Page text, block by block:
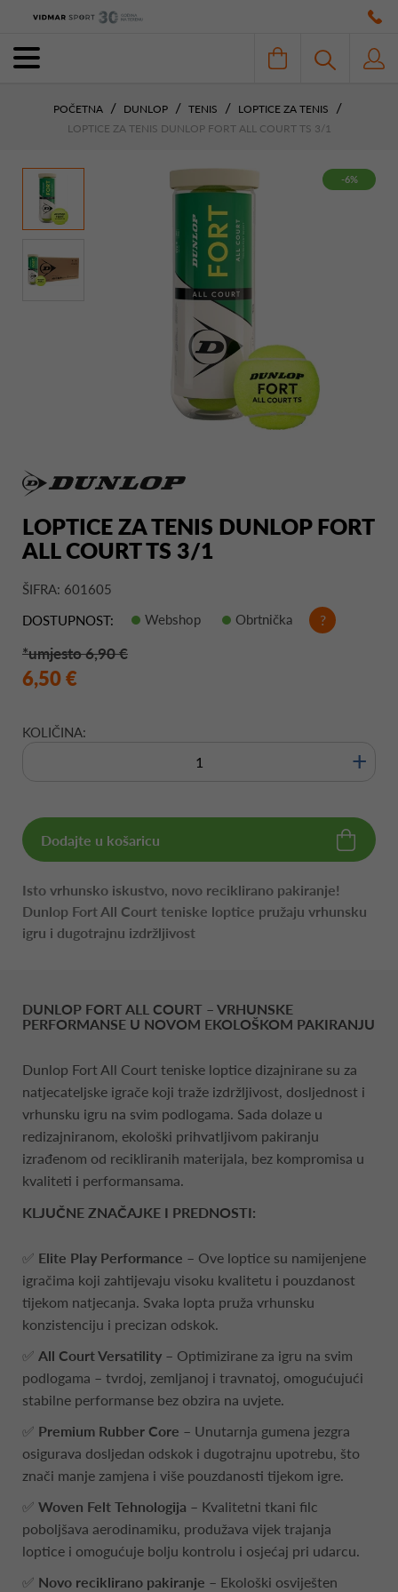
POČETNA DUNLOP TENIS
LOPTICE ZA TENIS
LOPTICE ZA TENIS DUNLOP FORT ALL COURT TS 3/1
-6%
LOPTICE ZA TENIS DUNLOP FORT
ALL COURT TS 3/1
ŠIFRA: 601605
DOSTUPNOST:
Webshop Obrtnička ?
*umjesto 6,90 €
6,50 €
KOLIČINA:
+
Dodajte u košaricu
Isto vrhunsko iskustvo, novo reciklirano pakiranje!
Dunlop Fort All Court teniske loptice pružaju vrhunsku
igru i dugotrajnu izdržljivost
DUNLOP FORT ALL COURT – VRHUNSKE
PERFORMANSE U NOVOM EKOLOŠKOM PAKIRANJU
Dunlop Fort All Court teniske loptice dizajnirane su za
natjecateljske igrače koji traže izdržljivost, dosljednost i
vrhunsku igru na svim podlogama. Sada dolaze u
redizajniranom, ekološki prihvatljivom pakiranju
izrađenom od recikliranih materijala, bez kompromisa u
kvaliteti i performansama.
KLJUČNE ZNAČAJKE I PREDNOSTI:
✅ Elite Play Performance – Ove loptice su namijenjene
igračima koji zahtijevaju visoku kvalitetu i pouzdanost
tijekom natjecanja. Svaka lopta pruža vrhunsku
konzistenciju i precizan odskok.
✅ All Court Versatility – Optimizirane za igru na svim
podlogama – tvrdoj, zemljanoj i travnatoj, omogućujući
stabilne performanse bez obzira na uvjete.
✅ Premium Rubber Core – Unutarnja gumena jezgra
osigurava dosljedan odskok i dugotrajnu upotrebu, što
znači manje zamjena i više pouzdanosti tijekom igre.
✅ Woven Felt Tehnologija – Kvalitetni tkani filc
poboljšava aerodinamiku, produžava vijek trajanja
loptice i omogućuje bolju kontrolu i osjećaj pri udarcu.
✅ Novo reciklirano pakiranje – Ekološki osviješten